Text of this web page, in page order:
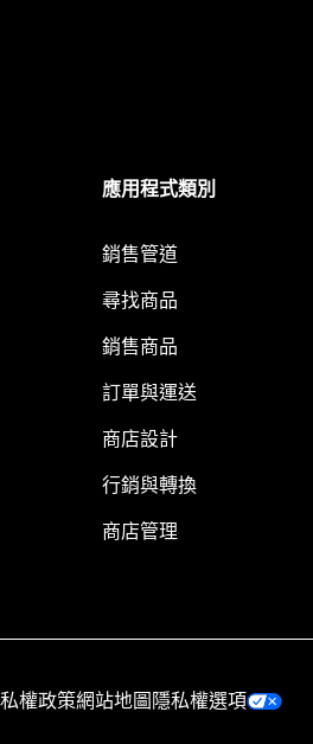
應用程式類別
銷售管道
尋找商品
銷售商品
訂單與運送
商店設計
行銷與轉換
商店管理
權政策網站地圖 隱私權選項